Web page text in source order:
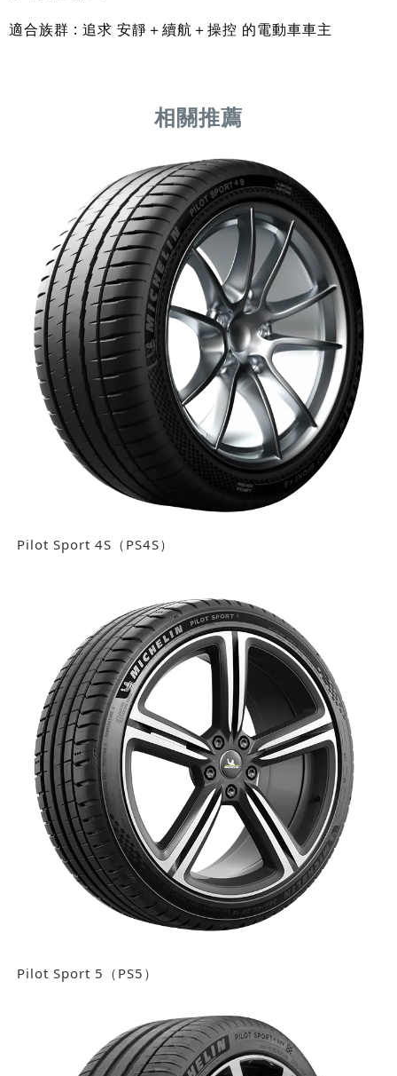
適合族群 : 追求 安靜＋續航＋操控 的電動車車主
Pilot Sport 4S（PS4S）
Pilot Sport 5（PS5）